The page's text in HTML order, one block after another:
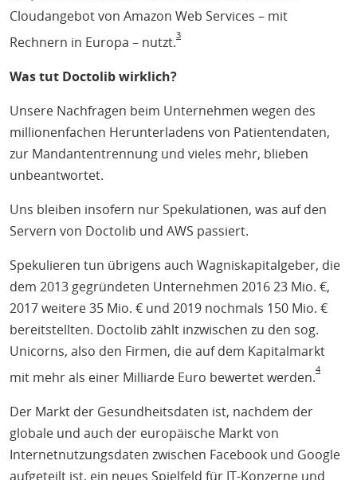
Cloudangebot von Amazon Web Services – mit
Rechnern in Europa – nutzt.3
Was tut Doctolib wirklich?
Unsere Nachfragen beim Unternehmen wegen des
millionenfachen Herunterladens von Patientendaten,
zur Mandantentrennung und vieles mehr, blieben
unbeantwortet.
Uns bleiben insofern nur Spekulationen, was auf den
Servern von Doctolib und AWS passiert.
Spekulieren tun übrigens auch Wagniskapitalgeber, die
dem 2013 gegründeten Unternehmen 2016 23 Mio. €,
2017 weitere 35 Mio. € und 2019 nochmals 150 Mio. €
bereitstellten. Doctolib zählt inzwischen zu den sog.
Unicorns, also den Firmen, die auf dem Kapitalmarkt
mit mehr als einer Milliarde Euro bewertet werden.4
Der Markt der Gesundheitsdaten ist, nachdem der
globale und auch der europäische Markt von
Internetnutzungsdaten zwischen Facebook und Google
aufgeteilt ist, ein neues Spielfeld für IT-Konzerne und